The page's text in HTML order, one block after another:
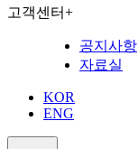
고객센터+
공지사항
자료실
KOR
ENG